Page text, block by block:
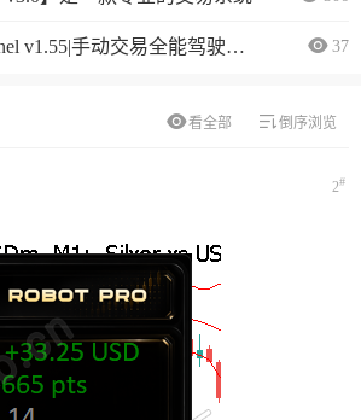
MT5 ManualTradePanel v1.55|手动交易全能驾驶舱|30天免费试用 37
看全部 倒序浏览
2#